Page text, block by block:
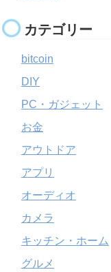
カテゴリー
bitcoin
DIY
PC・ガジェット
お金
アウトドア
アプリ
オーディオ
カメラ
キッチン・ホーム
グルメ